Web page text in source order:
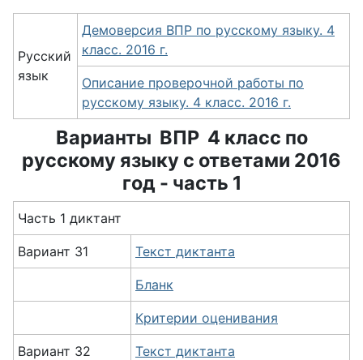
Русский
язык
Демоверсия ВПР по русскому языку. 4
класс. 2016 г.
Описание проверочной работы по
русскому языку. 4 класс. 2016 г.
Варианты ВПР 4 класс по
русскому языку с ответами 2016
год - часть 1
Часть 1 диктант
Вариант 31 Текст диктанта
Бланк
Критерии оценивания
Вариант 32 Текст диктанта